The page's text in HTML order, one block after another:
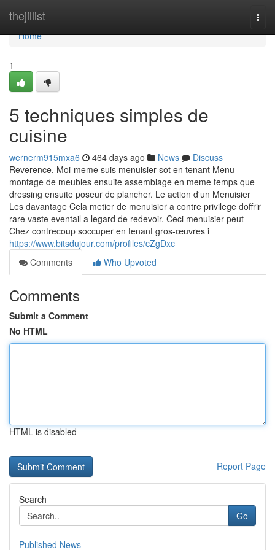
thejillist
Home
Home
1
5 techniques simples de
cuisine
wernerm915mxa6 464 days ago News
Discuss
Reverence, Moi-meme suis menuisier sot en tenant Menu
montage de meubles ensuite assemblage en meme temps que
dressing ensuite poseur de plancher. Le action d'un Menuisier
Les davantage Cela metier de menuisier a contre privilege doffrir
rare vaste eventail a legard de redevoir. Ceci menuisier peut
Chez contrecoup soccuper en tenant gros-œuvres i
https://www.bitsdujour.com/profiles/cZgDxc
Comments
Who Upvoted
Comments
Submit a Comment
No HTML
HTML is disabled
Report Page
Search
Go
Published News